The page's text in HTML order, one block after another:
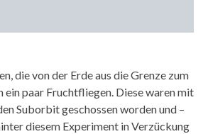
die von der Erde aus die Grenze zum
ein paar Fruchtfliegen. Diese waren mit
Suborbit geschossen worden und –
diesem Experiment in Verzückung